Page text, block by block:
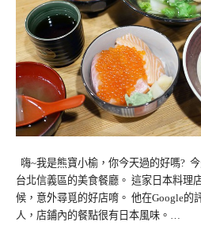
嗨~我是熊寶小榆，你今天過的好嗎?
台北信義區的美食餐廳。 這家日本料理
候，意外尋覓的好店唷。 他在Google的
人，店鋪內的餐點很有日本風味。…